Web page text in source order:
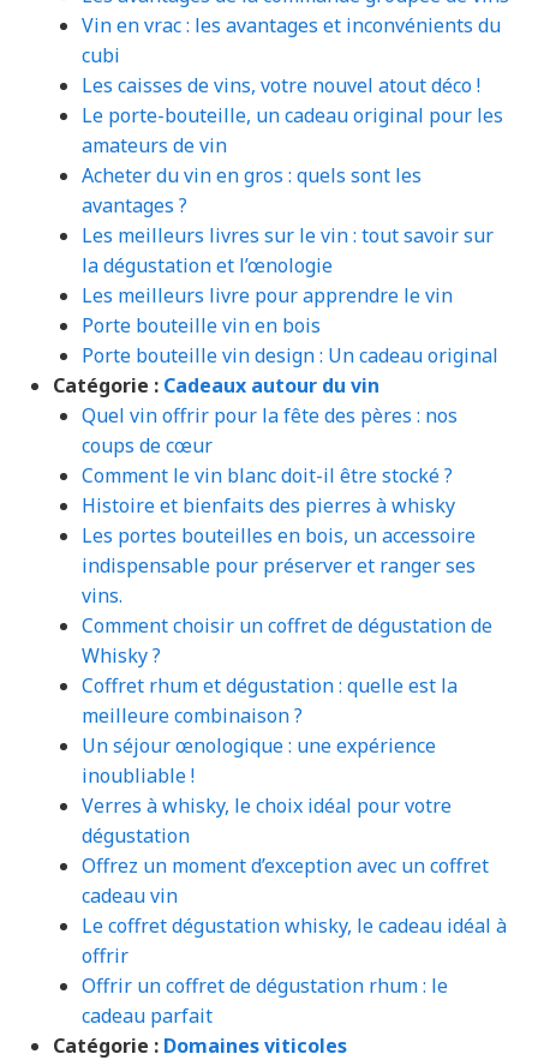
Vin en vrac : les avantages et inconvénients du
cubi
Les caisses de vins, votre nouvel atout déco !
Le porte-bouteille, un cadeau original pour les
amateurs de vin
Acheter du vin en gros : quels sont les
avantages ?
Les meilleurs livres sur le vin : tout savoir sur
la dégustation et l’œnologie
Les meilleurs livre pour apprendre le vin
Porte bouteille vin en bois
Porte bouteille vin design : Un cadeau original
Catégorie : Cadeaux autour du vin
Quel vin offrir pour la fête des pères : nos
coups de cœur
Comment le vin blanc doit-il être stocké ?
Histoire et bienfaits des pierres à whisky
Les portes bouteilles en bois, un accessoire
indispensable pour préserver et ranger ses
vins.
Comment choisir un coffret de dégustation de
Whisky ?
Coffret rhum et dégustation : quelle est la
meilleure combinaison ?
Un séjour œnologique : une expérience
inoubliable !
Verres à whisky, le choix idéal pour votre
dégustation
Offrez un moment d’exception avec un coffret
cadeau vin
Le coffret dégustation whisky, le cadeau idéal à
offrir
Offrir un coffret de dégustation rhum : le
cadeau parfait
Catégorie : Domaines viticoles